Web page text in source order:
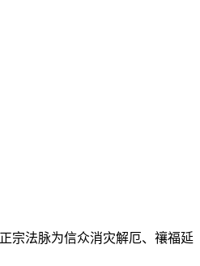
宗法脉为信众消灾解厄、禳福延